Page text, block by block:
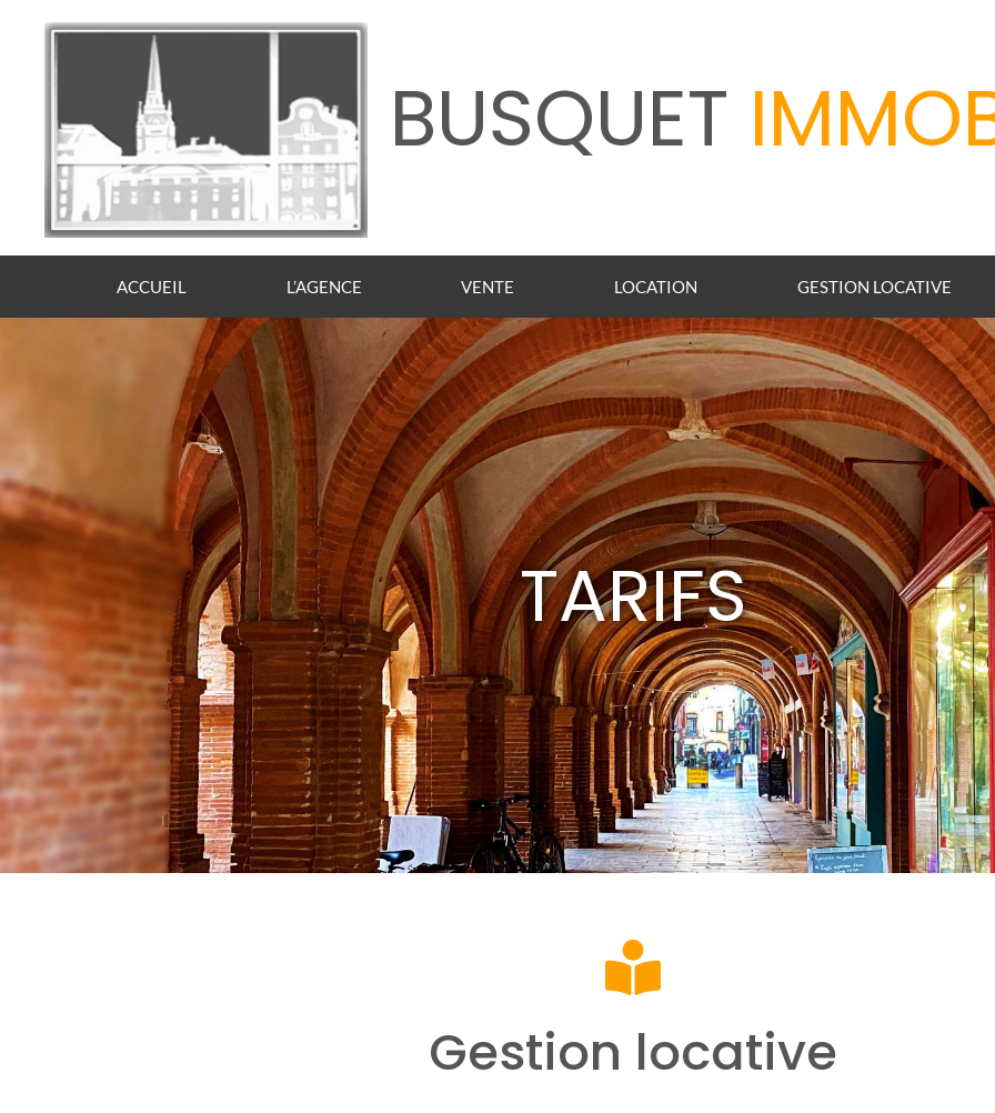
BUSQUET
ACCUEIL L’AGENCE VENTE LOCATION GESTION LOCATIVE
TARIFS
Gestion locative
Connexion
Vous n'avez encore de compte ? Sign Up
Identifiant
Mot de passe
CONNEXION
Mot de passe perdu ?